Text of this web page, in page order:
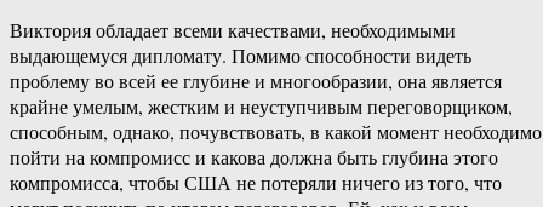
Виктория обладает всеми качествами, необходимыми
выдающемуся дипломату. Помимо способности видеть
проблему во всей ее глубине и многообразии, она является
крайне умелым, жестким и неуступчивым переговорщиком,
способным, однако, почувствовать, в какой момент необходимо
пойти на компромисс и какова должна быть глубина этого
компромисса, чтобы США не потеряли ничего из того, что